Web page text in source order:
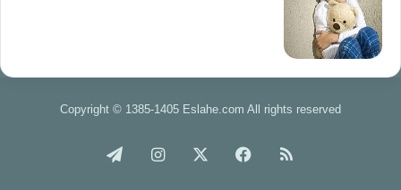
Copyright © 1385-1405 Eslahe.com All rights reserved
خوراک فیس اینستاگرام